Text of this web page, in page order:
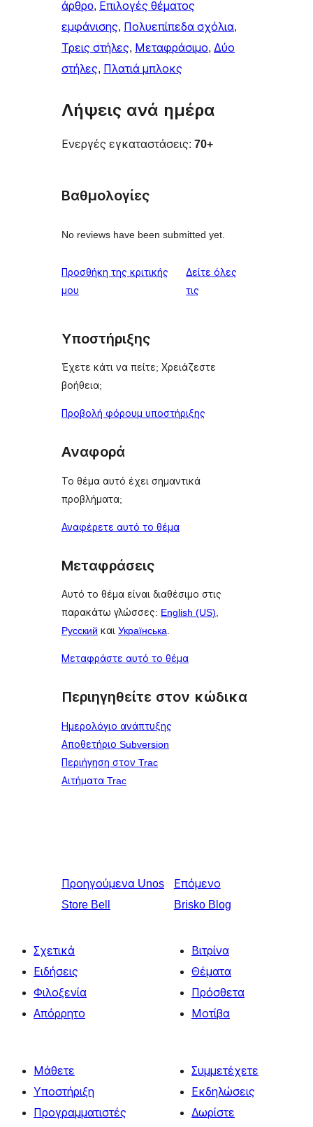
άρθρo, Επιλογές θέματος
εμφάνισης, Πολυεπίπεδα σχόλια
Τρεις στήλες, Μεταφράσιμο, Δύο
στήλες, Πλατιά μπλοκς
Λήψεις ανά ημέρα
Ενεργές εγκαταστάσεις: 70+
Βαθμολογίες
No reviews have been submitted yet.
Προσθήκη της κριτικής
μου
Δείτε όλες
τις
Υποστήριξης
Έχετε κάτι να πείτε; Χρειάζεστε
βοήθεια;
Προβολή φόρουμ υποστήριξης
Αναφορά
Το θέμα αυτό έχει σημαντικά
προβλήματα;
Αναφέρετε αυτό το θέμα
Μεταφράσεις
Αυτό το θέμα είναι διαθέσιμο στις
παρακάτω γλώσσες: English (US),
Русский και Українська.
Μεταφράστε αυτό το θέμα
Περιηγηθείτε στον κώδικα
Ημερολόγιο ανάπτυξης
Αποθετήριο Subversion
Περιήγηση στον Trac
Αιτήματα Trac
Προηγούμενα Unos
Store Bell
Επόμενο
Brisko Blog
Σχετικά
Ειδήσεις
Φιλοξενία
Απόρρητο
Βιτρίνα
Θέματα
Πρόσθετα
Μοτίβα
Μάθετε
Υποστήριξη
Προγραμματιστές
Συμμετέχετε
Εκδηλώσεις
Δωρίστε